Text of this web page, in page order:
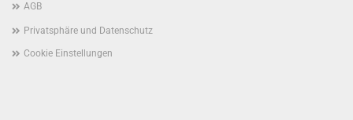
AGB
Privatsphäre und Datenschutz
Cookie Einstellungen